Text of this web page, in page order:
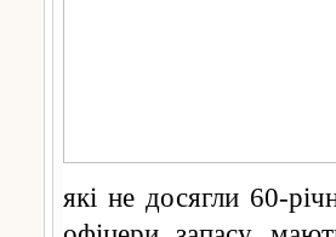
які не досягли 60-